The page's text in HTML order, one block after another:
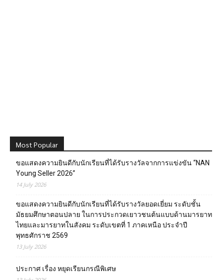
Most Popular
ขอแสดงความยินดีกับนักเรียนที่ได้รับรางวัลจากการแข่งขัน “NAN
Young Seller 2026”
14 July 2026
ขอแสดงความยินดีกับนักเรียนที่ได้รับรางวัลยอดเยี่ยม ระดับชั้น
มัธยมศึกษาตอนปลาย ในการประกวดเยาวชนต้นแบบด้านมารยาท
ไทยและมารยาทในสังคม ระดับเขตที่ 1 ภาคเหนือ ประจำปี
พุทธศักราช 2569
13 July 2026
ประกาศ เรื่อง หยุดเรียนกรณีพิเศษ